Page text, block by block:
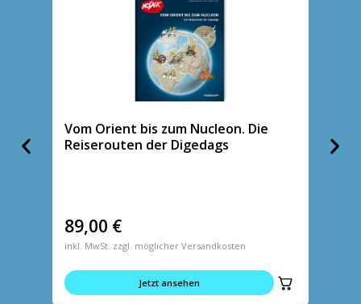
Vom Orient bis zum Nucleon. Die
Reiserouten der Digedags
89,00 €
inkl. MwSt. zzgl. möglicher Versandkosten
Jetzt ansehen